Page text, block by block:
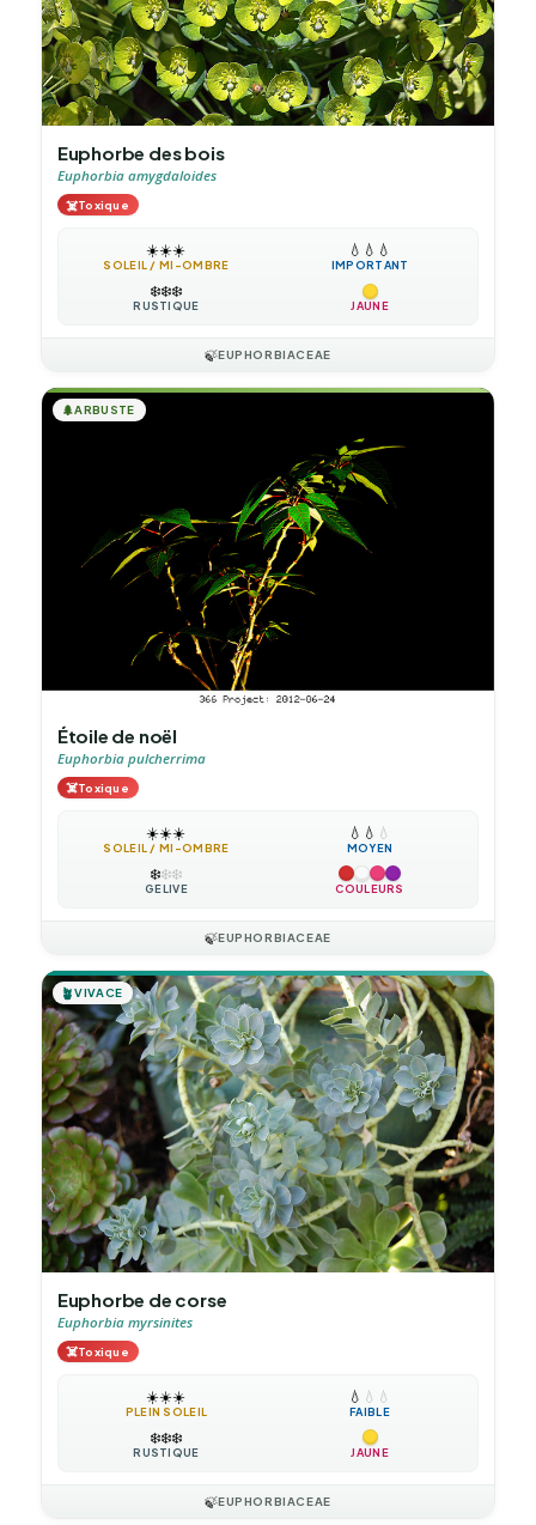
Euphorbe des bois
Euphorbia amygdaloides
☠️Toxique
☀️☀️☀️
SOLEIL / MI-OMBRE
💧 💧 💧
IMPORTANT
❄️❄️❄️
RUSTIQUE JAUNE
🍃EUPHORBIACEAE
🌲ARBUSTE
Étoile de noël
Euphorbia pulcherrima
☠️Toxique
☀️☀️☀️
SOLEIL / MI-OMBRE
💧 💧 💧
MOYEN
❄️❄️❄️
GÉLIVE COULEURS
🍃EUPHORBIACEAE
🪴VIVACE
Euphorbe de corse
Euphorbia myrsinites
☠️Toxique
☀️☀️☀️
PLEIN SOLEIL
💧 💧 💧
FAIBLE
❄️❄️❄️
RUSTIQUE JAUNE
🍃EUPHORBIACEAE